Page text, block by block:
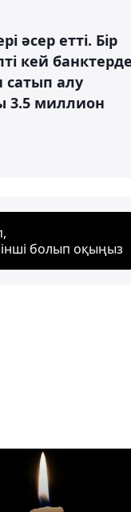
әсер етті. Бір
кей
алу
3.5 миллион
болып оқыңыз